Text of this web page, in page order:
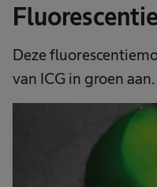
Deze
van ICG in groen aan.